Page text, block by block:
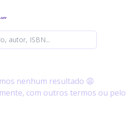
”
nenhum resultado 😩
com outros termos ou pelo